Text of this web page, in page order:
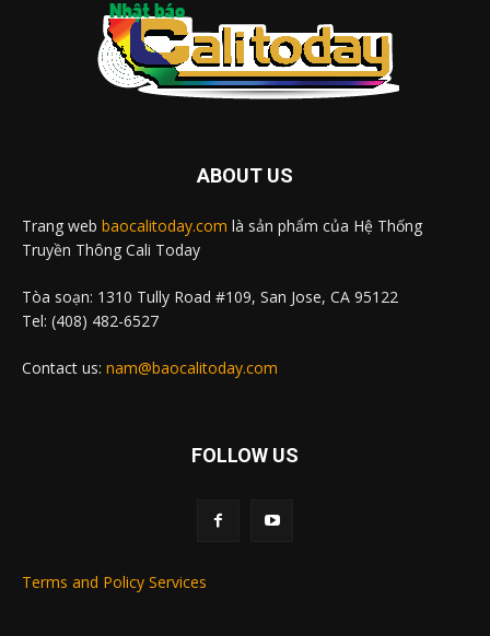
ABOUT US
Trang web baocalitoday.com là sản phẩm của Hệ Thống
Truyền Thông Cali Today
Tòa soạn: 1310 Tully Road #109, San Jose, CA 95122
Tel: (408) 482-6527
Contact us: nam@baocalitoday.com
FOLLOW US
Terms and Policy Services